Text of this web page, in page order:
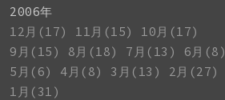
2006年
12月(17)
11月(15)
10月(17)
9月(15)
8月(18) 7月(13)
6月(8)
5月(6)
4月(8) 3月(13)
2月(27)
1月(31)